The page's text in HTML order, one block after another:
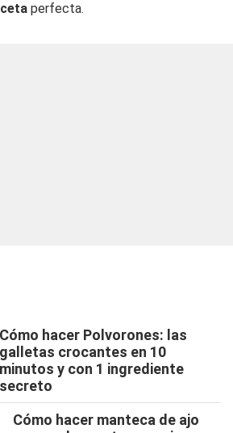
perfecta.
Cómo hacer Polvorones: las
galletas crocantes en 10
minutos y con 1 ingrediente
secreto
Cómo hacer manteca de ajo